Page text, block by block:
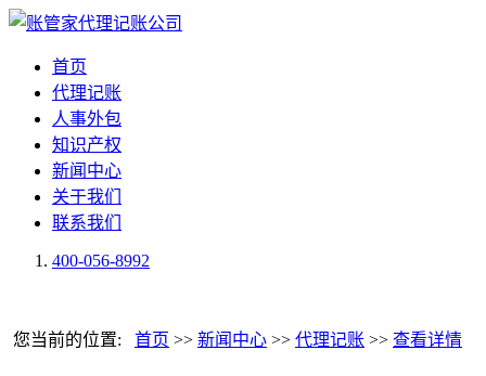
首页
代理记账
人事外包
知识产权
新闻中心
关于我们
联系我们
400-056-8992
您当前的位置: 首页 >> 新闻中心 >> 代理记账 >> 查看详情